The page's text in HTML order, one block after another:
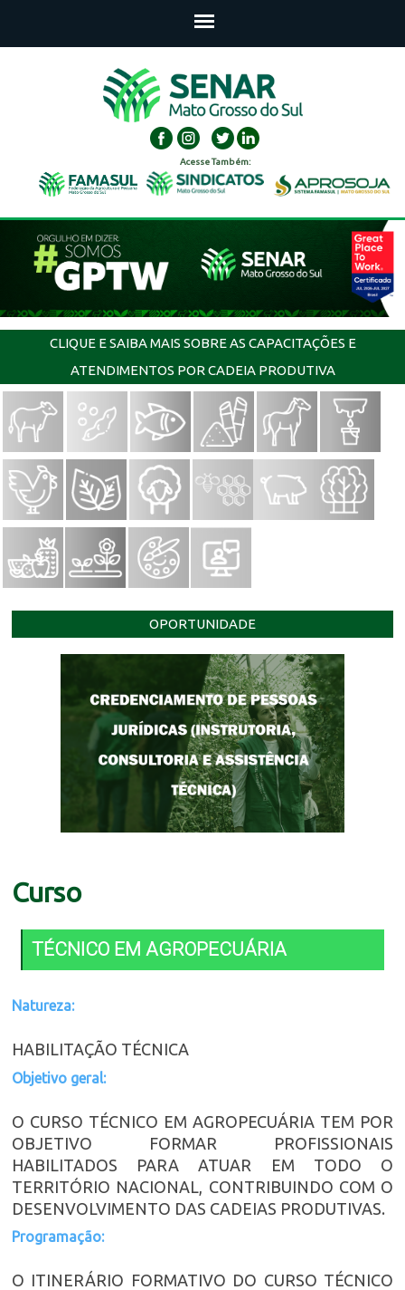
Acesse Também:
CLIQUE E SAIBA MAIS SOBRE AS CAPACITAÇÕES E
ATENDIMENTOS POR CADEIA PRODUTIVA
OPORTUNIDADE
Curso
TÉCNICO EM AGROPECUÁRIA
Natureza:
HABILITAÇÃO TÉCNICA
Objetivo geral:
O CURSO TÉCNICO EM AGROPECUÁRIA TEM POR
OBJETIVO FORMAR PROFISSIONAIS
HABILITADOS PARA ATUAR EM TODO O
TERRITÓRIO NACIONAL, CONTRIBUINDO COM O
DESENVOLVIMENTO DAS CADEIAS PRODUTIVAS.
Programação:
O ITINERÁRIO FORMATIVO DO CURSO TÉCNICO